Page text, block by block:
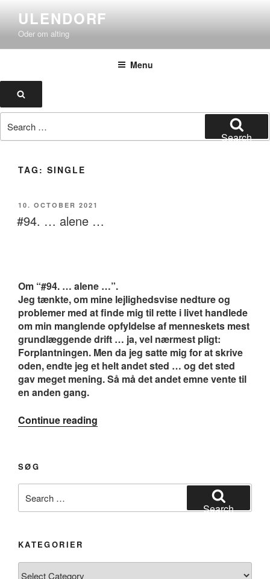
content
ULENDORF
Oder om alting
Menu
for:
Search
TAG: SINGLE
POSTED
ON
10. OCTOBER 2021
#94. … alene …
Om “#94. … alene …”.
Jeg tænkte, om mine lejlighedsvise nedture og
problemer med at finde mig til rette i livet handlede
om min manglende opfyldelse af menneskets mest
grundlæggende drift … ja, vel nærmest pligt:
Forplantningen. Men da jeg satte mig for at skrive
oden, endte jeg et helt andet sted … og det sted
gav meget mening. Så må det andet emne vente til
en anden gang.
Continue reading
SØG
for:
Search
KATEGORIER